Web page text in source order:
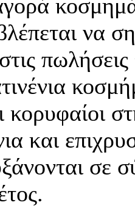
να
κορυφαίοι
και
σε